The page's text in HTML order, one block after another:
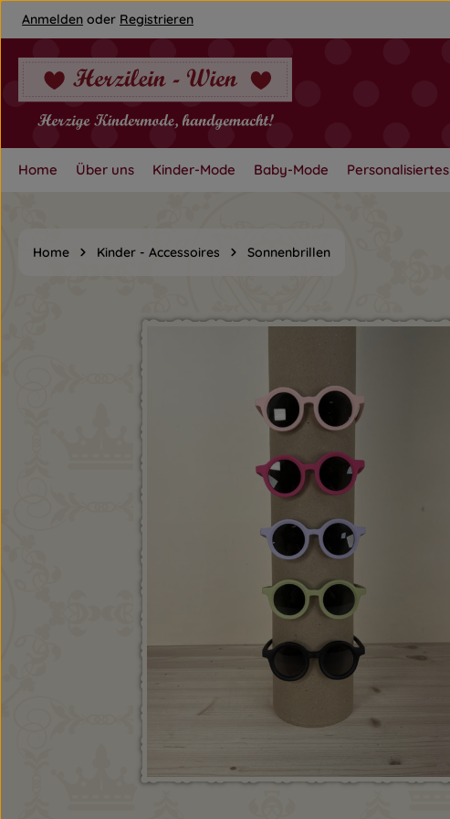
Hauptinhalt springen
Zur Hauptnavigation springen
Anmelden oder Registrieren
Home Über uns Kinder-Mode Baby-Mode Personalisiertes
Home Kinder - Accessoires Sonnenbrillen
Bildergalerie überspringen